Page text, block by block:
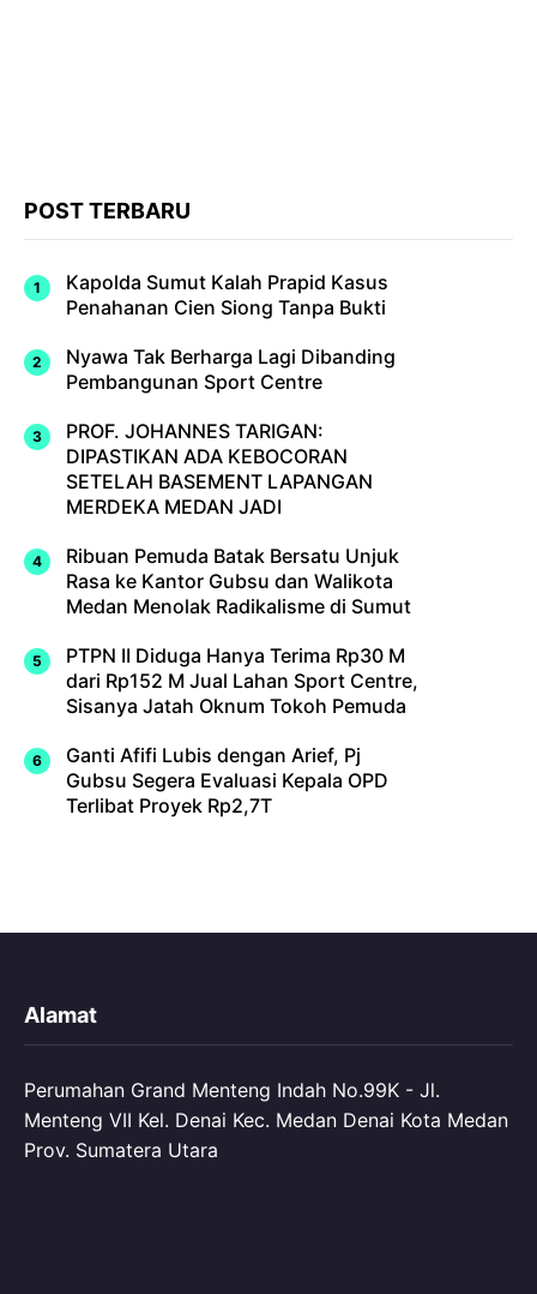
POST TERBARU
Kapolda Sumut Kalah Prapid Kasus
Penahanan Cien Siong Tanpa Bukti
Nyawa Tak Berharga Lagi Dibanding
Pembangunan Sport Centre
PROF. JOHANNES TARIGAN:
DIPASTIKAN ADA KEBOCORAN
SETELAH BASEMENT LAPANGAN
MERDEKA MEDAN JADI
Ribuan Pemuda Batak Bersatu Unjuk
Rasa ke Kantor Gubsu dan Walikota
Medan Menolak Radikalisme di Sumut
PTPN II Diduga Hanya Terima Rp30 M
dari Rp152 M Jual Lahan Sport Centre,
Sisanya Jatah Oknum Tokoh Pemuda
Ganti Afifi Lubis dengan Arief, Pj
Gubsu Segera Evaluasi Kepala OPD
Terlibat Proyek Rp2,7T
Alamat
Perumahan Grand Menteng Indah No.99K - Jl.
Menteng VII Kel. Denai Kec. Medan Denai Kota Medan
Prov. Sumatera Utara